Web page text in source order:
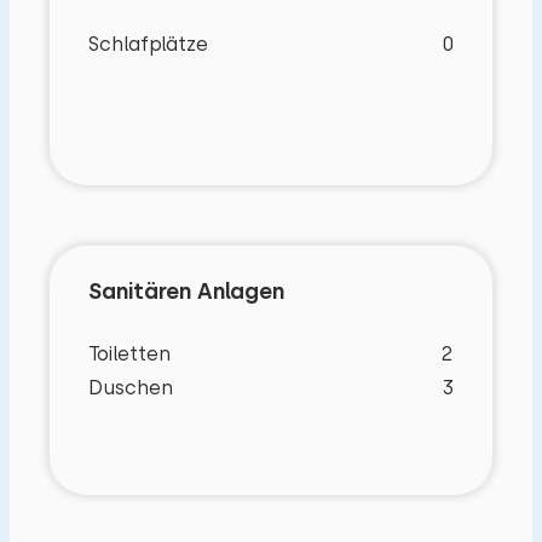
Toilette und der Durchgang zur Terrasse, die
Waschbecken.
Außerhalb des Hauses ist ein großer Garten mit
Parkplatz, Terrasse und Grill.
Schlafplätze 0
Sanitären Anlagen
Toiletten
2
Duschen
3